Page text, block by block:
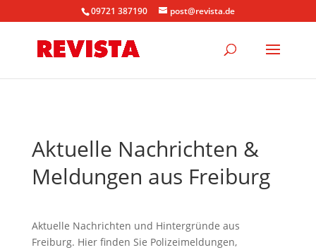
09721 387190 post@revista.de
Aktuelle Nachrichten &
Meldungen aus Freiburg
Aktuelle Nachrichten und Hintergründe aus
Freiburg. Hier finden Sie Polizeimeldungen,